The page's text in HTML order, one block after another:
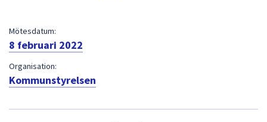
Mötesdatum:
8 februari 2022
Organisation:
Kommunstyrelsen